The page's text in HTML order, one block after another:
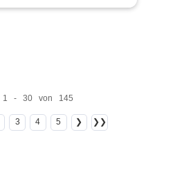
1 - 30 von 145
3 4 5 ❯ ❯❯